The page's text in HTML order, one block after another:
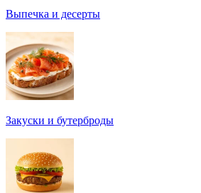
Выпечка и десерты
Закуски и бутерброды